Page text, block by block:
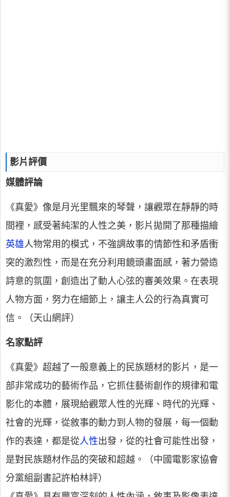
影片評價
媒體評論
《真愛》像是月光里飄來的琴聲，讓觀眾在靜靜的時
間裡，感受著純潔的人性之美，影片拋開了那種描繪
英雄人物常用的模式，不強調故事的情節性和矛盾衝
突的激烈性，而是在充分利用鏡頭畫面感，著力營造
詩意的氛圍，創造出了動人心弦的審美效果。在表現
人物方面，努力在細節上，讓主人公的行為真實可
信。（天山網評）
名家點評
《真愛》超越了一般意義上的民族題材的影片，是一
部非常成功的藝術作品，它抓住藝術創作的規律和電
影化的本體，展現給觀眾人性的光輝、時代的光輝、
社會的光輝，從敘事的動力到人物的發展，每一個動
作的表達，都是從人性出發，從的社會可能性出發，
是對民族題材作品的突破和超越。（中國電影家協會
分黨組副書記許柏林評）